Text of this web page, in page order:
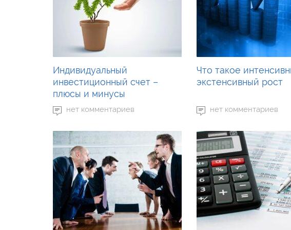
Индивидуальный
инвестиционный счет –
плюсы и минусы
нет комментариев
Что такое
экстенсивный рост
нет комментариев